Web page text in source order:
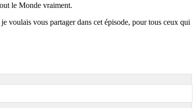
le Monde vraiment.
voulais vous partager dans cet épisode, pour tous ceux qui